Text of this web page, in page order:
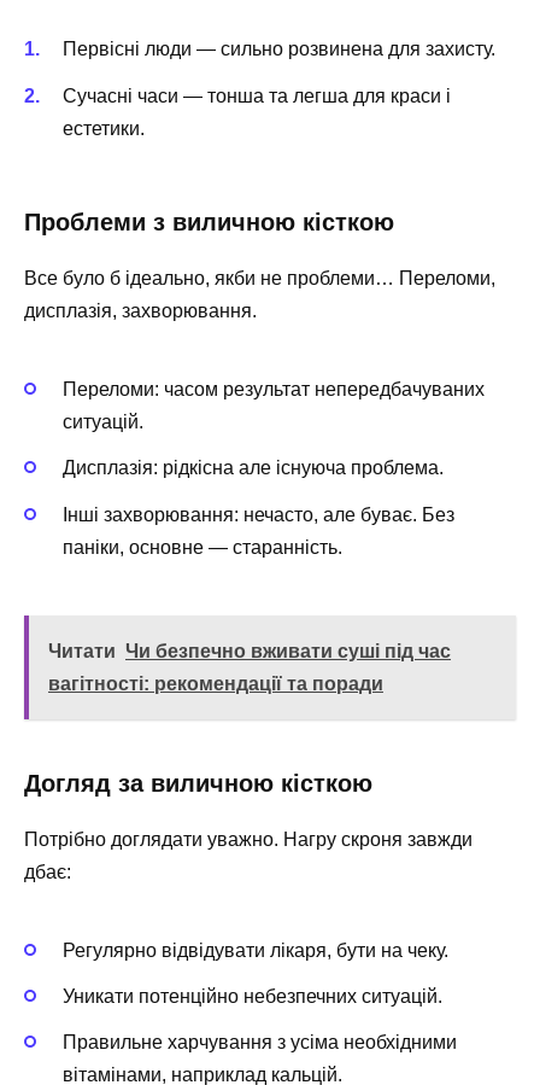
Первісні люди — сильно розвинена для захисту.
Сучасні часи — тонша та легша для краси і
естетики.
Проблеми з виличною кісткою
Все було б ідеально, якби не проблеми… Переломи,
дисплазія, захворювання.
Переломи: часом результат непередбачуваних
ситуацій.
Дисплазія: рідкісна але існуюча проблема.
Інші захворювання: нечасто, але буває. Без
паніки, основне — старанність.
Читати Чи безпечно вживати суші під час
вагітності: рекомендації та поради
Догляд за виличною кісткою
Потрібно доглядати уважно. Нагру скроня завжди
дбає:
Регулярно відвідувати лікаря, бути на чеку.
Уникати потенційно небезпечних ситуацій.
Правильне харчування з усіма необхідними
вітамінами, наприклад кальцій.